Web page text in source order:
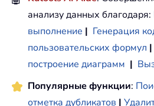
анализу данных благодаря:
выполнение | Генерация
пользовательских формул |
построение диаграмм |
Популярные функции:
отметка дубликатов |